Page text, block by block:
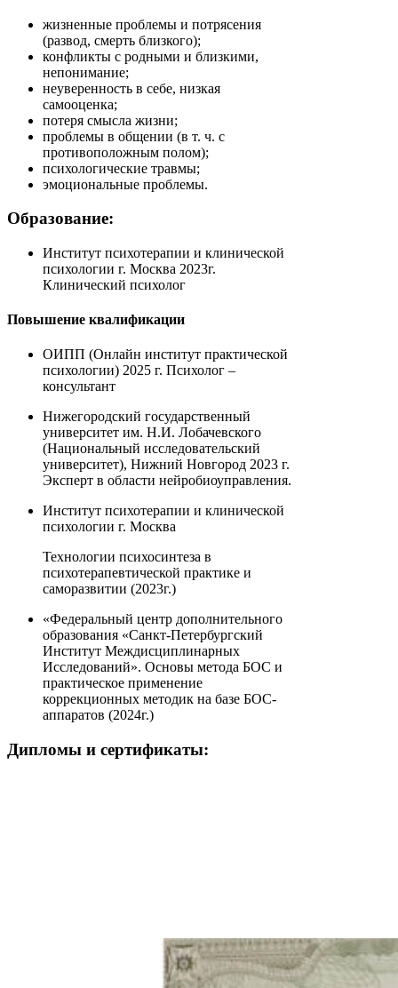
жизненные проблемы и потрясения
(развод, смерть близкого);
конфликты с родными и близкими,
непонимание;
неуверенность в себе, низкая
самооценка;
потеря смысла жизни;
проблемы в общении (в т. ч. с
противоположным полом);
психологические травмы;
эмоциональные проблемы.
Образование:
Институт психотерапии и клинической
психологии г. Москва 2023г.
Клинический психолог
Повышение квалификации
ОИПП (Онлайн институт практической
психологии) 2025 г. Психолог –
консультант
Нижегородский государственный
университет им. Н.И. Лобачевского
(Национальный исследовательский
университет), Нижний Новгород 2023 г.
Эксперт в области нейробиоуправления.
Институт психотерапии и клинической
психологии г. Москва
Технологии психосинтеза в
психотерапевтической практике и
саморазвитии (2023г.)
«Федеральный центр дополнительного
образования «Санкт-Петербургский
Институт Междисциплинарных
Исследований». Основы метода БОС и
практическое применение
коррекционных методик на базе БОС-
аппаратов (2024г.)
Дипломы и сертификаты: